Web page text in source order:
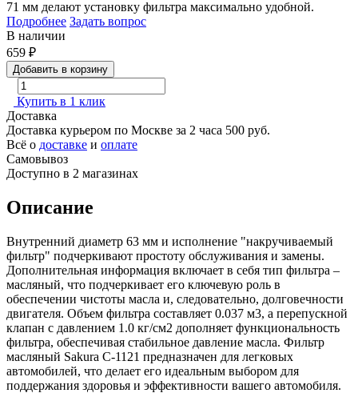
71 мм делают установку фильтра максимально удобной.
Подробнее Задать вопрос
В наличии
659 ₽
Добавить в корзину
Купить в 1 клик
Доставка
Доставка курьером по Москве за 2 часа 500 руб.
Всё о доставке и оплате
Самовывоз
Доступно в 2 магазинах
Описание
Внутренний диаметр 63 мм и исполнение "накручиваемый
фильтр" подчеркивают простоту обслуживания и замены.
Дополнительная информация включает в себя тип фильтра –
масляный, что подчеркивает его ключевую роль в
обеспечении чистоты масла и, следовательно, долговечности
двигателя. Объем фильтра составляет 0.037 м3, а перепускной
клапан с давлением 1.0 кг/см2 дополняет функциональность
фильтра, обеспечивая стабильное давление масла. Фильтр
масляный Sakura C-1121 предназначен для легковых
автомобилей, что делает его идеальным выбором для
поддержания здоровья и эффективности вашего автомобиля.